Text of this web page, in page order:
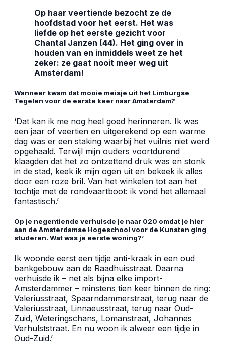
Op haar veertiende bezocht ze de
hoofdstad voor het eerst. Het was
liefde op het eerste gezicht voor
Chantal Janzen (44). Het ging over in
houden van en inmiddels weet ze het
zeker: ze gaat nooit meer weg uit
Amsterdam!
Wanneer kwam dat mooie meisje uit het Limburgse
Tegelen voor de eerste keer naar Amsterdam?
‘Dat kan ik me nog heel goed herinneren. Ik was
een jaar of veertien en uitgerekend op een warme
dag was er een staking waarbij het vuilnis niet werd
opgehaald. Terwijl mijn ouders voortdurend
klaagden dat het zo ontzettend druk was en stonk
in de stad, keek ik mijn ogen uit en bekeek ik alles
door een roze bril. Van het winkelen tot aan het
tochtje met de rondvaartboot: ik vond het allemaal
fantastisch.’
Op je negentiende verhuisde je naar 020 omdat je hier
aan de Amsterdamse Hogeschool voor de Kunsten ging
studeren. Wat was je eerste woning?‘
Ik woonde eerst een tijdje anti-kraak in een oud
bankgebouw aan de Raadhuisstraat. Daarna
verhuisde ik – net als bijna elke import-
Amsterdammer – minstens tien keer binnen de ring:
Valeriusstraat, Spaarndammerstraat, terug naar de
Valeriusstraat, Linnaeusstraat, terug naar Oud-
Zuid, Weteringschans, Lomanstraat, Johannes
Verhulststraat. En nu woon ik alweer een tijdje in
Oud-Zuid.’